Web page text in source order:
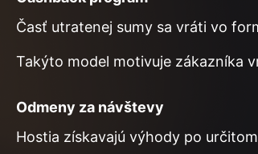
Časť utratenej sumy sa vráti vo
Takýto model motivuje zákazníka
Odmeny za návštevy
Hostia získavajú výhody po